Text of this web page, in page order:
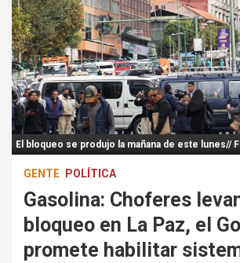
m
e
n
t
:
El bloqueo se produjo la mañana de este lunes//
GENTE POLÍTICA
Gasolina: Choferes
bloqueo en La Paz, el
promete habilitar